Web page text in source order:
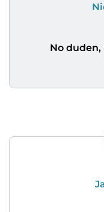
No duden,